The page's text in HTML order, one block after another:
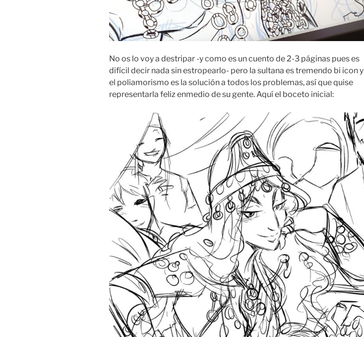
No os lo voy a destripar -y como es un cuento de 2-3 páginas pues es
difícil decir nada sin estropearlo- pero la sultana es tremendo bi icon y
el poliamorismo es la solución a todos los problemas, así que quise
representarla feliz enmedio de su gente. Aquí el boceto inicial: